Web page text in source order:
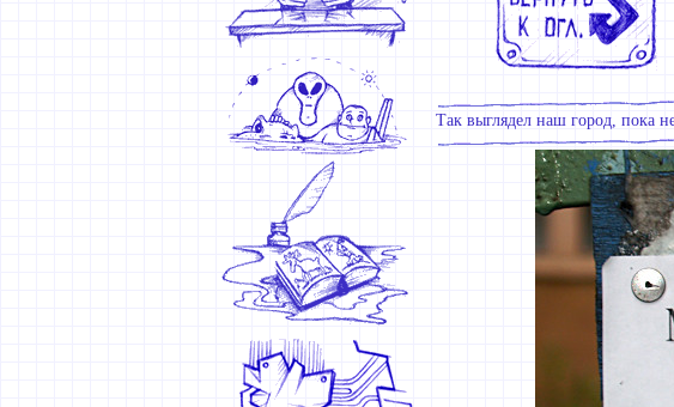
Так выглядел наш город, пока